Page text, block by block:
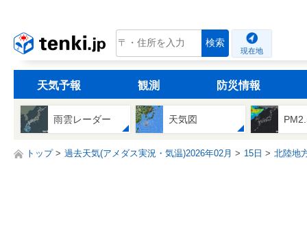
tenki.jp 検索
現在地
天気予報 観測 防災情報
雨雲レーダー 天気図
トップ 過去天気(アメダス実況・気温)2026年02月 15日 北陸地